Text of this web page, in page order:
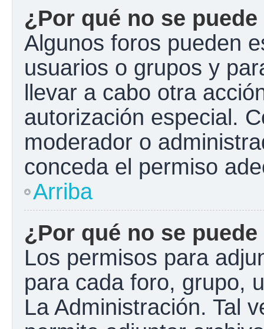
¿Por qué no se
Algunos foros pueden
usuarios o grupos y
llevar a cabo otra
autorización especial.
moderador o
conceda el permiso
Arriba
¿Por qué no se
Los permisos para
para cada foro, grupo,
La Administración. Tal